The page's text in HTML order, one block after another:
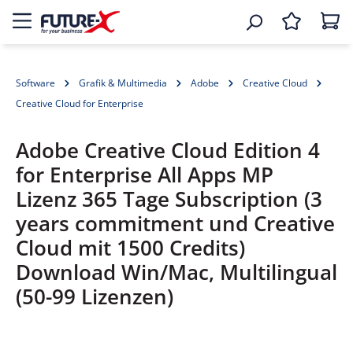
Software Grafik & Multimedia Adobe
Creative Cloud
Creative Cloud for Enterprise
Adobe Creative Cloud Edition 4
for Enterprise All Apps MP
Lizenz 365 Tage Subscription (3
years commitment und Creative
Cloud mit 1500 Credits)
Download Win/Mac, Multilingual
(50-99 Lizenzen)